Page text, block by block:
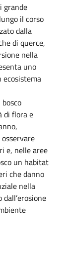
grande
il corso
dalla
di querce,
nella
uno
ecosistema
di flora e
e, nelle aree
un habitat
che danno
nella